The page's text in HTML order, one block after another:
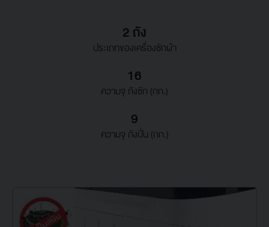
2 ถัง
ประเภทของเครื่องซักผ้า
16
ความจุ ถังซัก (กก.)
9
ความจุ ถังปั่น (กก.)